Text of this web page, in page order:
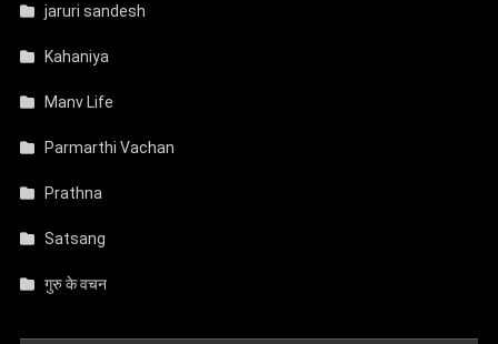
jaruri sandesh
Kahaniya
Manv Life
Parmarthi Vachan
Prathna
Satsang
गुरु के वचन